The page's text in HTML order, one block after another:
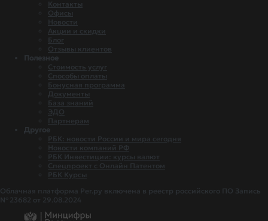
Контакты
Офисы
Новости
Акции и скидки
Блог
Отзывы клиентов
Полезное
Стоимость услуг
Способы оплаты
Бонусная программа
Документы
База знаний
ЭДО
Партнерам
Другое
РБК: новости России и мира сегодня
Новости компаний РФ
РБК Инвестиции: курсы валют
Спецпроект с Онлайн Патентом
РБК Курсы
Облачная платформа Рег.ру включена в реестр российского ПО Запись
№ 23682 от 29.08.2024